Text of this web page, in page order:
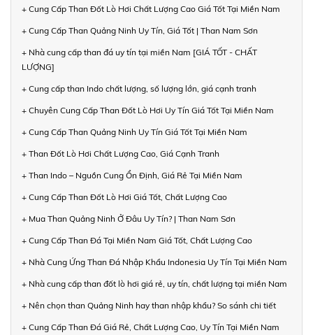
+ Cung Cấp Than Đốt Lò Hơi Chất Lượng Cao Giá Tốt Tại Miền Nam
+ Cung Cấp Than Quảng Ninh Uy Tín, Giá Tốt | Than Nam Sơn
+ Nhà cung cấp than đá uy tín tại miền Nam [GIÁ TỐT - CHẤT
LƯỢNG]
+ Cung cấp than Indo chất lượng, số lượng lớn, giá cạnh tranh
+ Chuyên Cung Cấp Than Đốt Lò Hơi Uy Tín Giá Tốt Tại Miền Nam
+ Cung Cấp Than Quảng Ninh Uy Tín Giá Tốt Tại Miền Nam
+ Than Đốt Lò Hơi Chất Lượng Cao, Giá Cạnh Tranh
+ Than Indo – Nguồn Cung Ổn Định, Giá Rẻ Tại Miền Nam
+ Cung Cấp Than Đốt Lò Hơi Giá Tốt, Chất Lượng Cao
+ Mua Than Quảng Ninh Ở Đâu Uy Tín? | Than Nam Sơn
+ Cung Cấp Than Đá Tại Miền Nam Giá Tốt, Chất Lượng Cao
+ Nhà Cung Ứng Than Đá Nhập Khẩu Indonesia Uy Tín Tại Miền Nam
+ Nhà cung cấp than đốt lò hơi giá rẻ, uy tín, chất lượng tại miền Nam
+ Nên chọn than Quảng Ninh hay than nhập khẩu? So sánh chi tiết
+ Cung Cấp Than Đá Giá Rẻ, Chất Lượng Cao, Uy Tín Tại Miền Nam